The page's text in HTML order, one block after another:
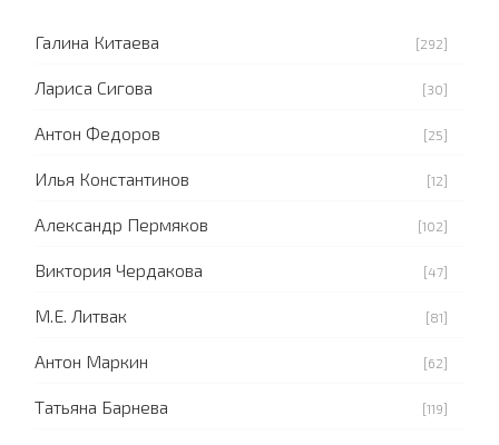
Галина Китаева [292]
Лариса Сигова [30]
Антон Федоров [25]
Илья Константинов [12]
Александр Пермяков [102]
Виктория Чердакова [47]
М.Е. Литвак [81]
Антон Маркин [62]
Татьяна Барнева [119]